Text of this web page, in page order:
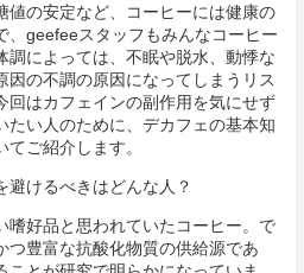
値の安定など、コーヒーには健康の
、geefeeスタッフもみんなコーヒー
調によっては、不眠や脱水、動悸な
因の不調の原因になってしまうリス
回はカフェインの副作用を気にせず
たい人のために、デカフェの基本知
ご紹介します。
避けるべきはどんな人？
嗜好品と思われていたコーヒー。で
つ豊富な抗酸化物質の供給源であ